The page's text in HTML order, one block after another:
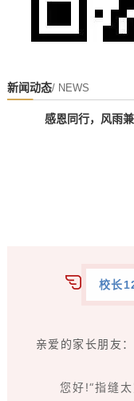
新闻动态/ NEWS
感恩同行，风雨
校长
亲爱的家长朋友：
您好!“指缝太